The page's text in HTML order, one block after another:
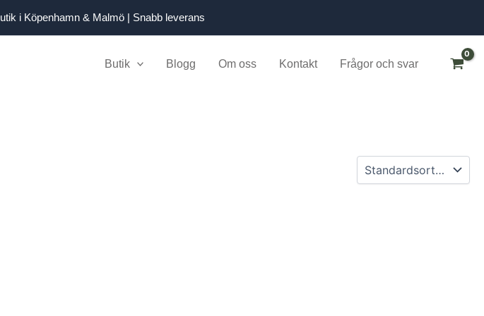
i Köpenhamn & Malmö | Snabb leverans
Butik Blogg Om oss Kontakt Frågor och svar